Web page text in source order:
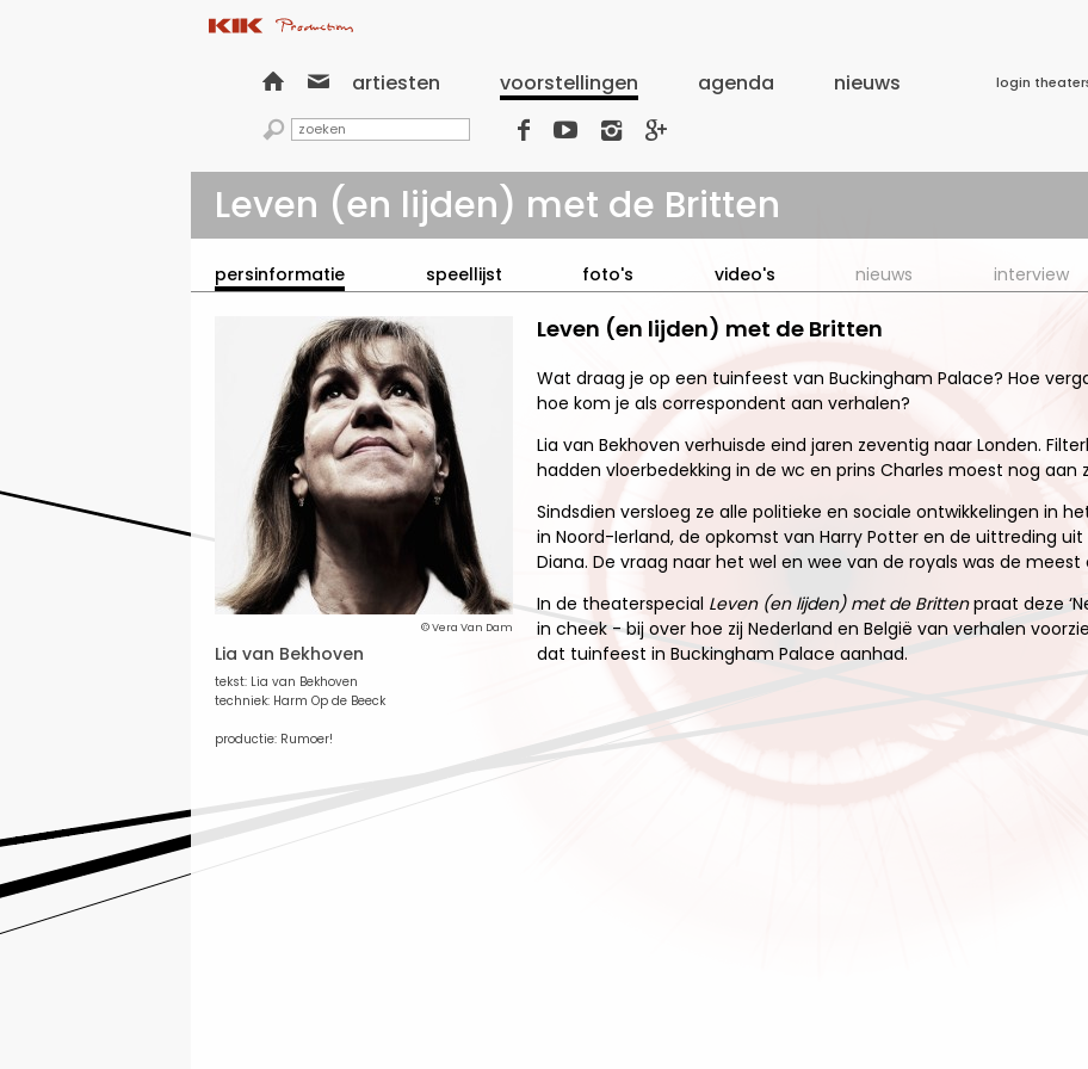
  artiesten voorstellingen agenda nieuws login
    
Leven (en lijden) met de Britten
persinformatie speellijst foto's video's nieuws interview
© Vera Van Dam
Lia van Bekhoven
tekst: Lia van Bekhoven
techniek: Harm Op de Beeck
productie: Rumoer!
Leven (en lijden) met de Britten
Wat draag je op een tuinfeest van Buckingham Palace? Hoe
hoe kom je als correspondent aan verhalen?
Lia van Bekhoven verhuisde eind jaren zeventig naar Londen.
hadden vloerbedekking in de wc en prins Charles moest nog aan
Sindsdien versloeg ze alle politieke en sociale ontwikkelingen in
in Noord-Ierland, de opkomst van Harry Potter en de uittreding
Diana. De vraag naar het wel en wee van de royals was de
In de theaterspecial Leven (en lijden) met de Brittenpraat deze
in cheek - bij over hoe zij Nederland en België van verhalen
dat tuinfeest in Buckingham Palace aanhad.